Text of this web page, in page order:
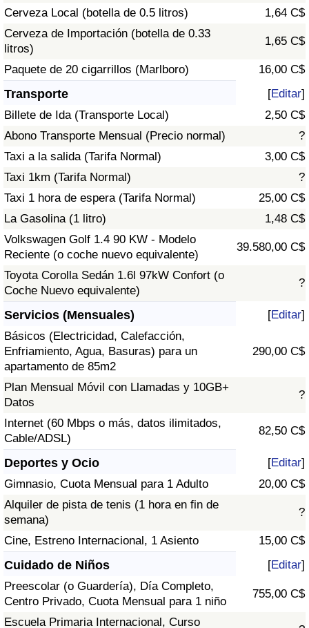
Cerveza Local (botella de 0.5 litros)
1,64 C$
Cerveza de Importación (botella de 0.33
litros)
1,65 C$
Paquete de 20 cigarrillos (Marlboro) 16,00 C$
Transporte [Editar]
Billete de Ida (Transporte Local)
2,50 C$
Abono Transporte Mensual (Precio normal)
?
Taxi a la salida (Tarifa Normal)
3,00 C$
Taxi 1km (Tarifa Normal)
?
Taxi 1 hora de espera (Tarifa Normal)
25,00 C$
La Gasolina (1 litro)
1,48 C$
Volkswagen Golf 1.4 90 KW - Modelo
Reciente (o coche nuevo equivalente)
39.580,00 C$
Toyota Corolla Sedán 1.6l 97kW Confort (o
Coche Nuevo equivalente)
?
Servicios (Mensuales) [Editar]
Básicos (Electricidad, Calefacción,
Enfriamiento, Agua, Basuras) para un
apartamento de 85m2
290,00 C$
Plan Mensual Móvil con Llamadas y 10GB+
Datos
?
Internet (60 Mbps o más, datos ilimitados,
Cable/ADSL)
82,50 C$
Deportes y Ocio [Editar]
Gimnasio, Cuota Mensual para 1 Adulto
20,00 C$
Alquiler de pista de tenis (1 hora en fin de
semana)
?
Cine, Estreno Internacional, 1 Asiento 15,00 C$
Cuidado de Niños [Editar]
Preescolar (o Guardería), Día Completo,
Centro Privado, Cuota Mensual para 1 niño
755,00 C$
Escuela Primaria Internacional, Curso
Índice de Tráfico (Actual)
Índice de Tráfico por País